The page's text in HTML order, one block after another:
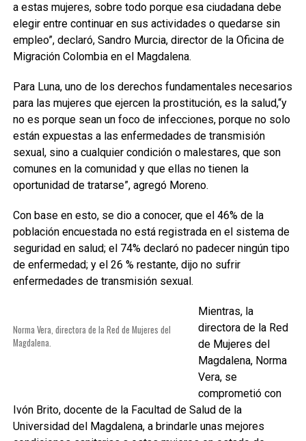
a estas mujeres, sobre todo porque esa ciudadana debe
elegir entre continuar en sus actividades o quedarse sin
empleo”, declaró, Sandro Murcia, director de la Oficina de
Migración Colombia en el Magdalena.
Para Luna, uno de los derechos fundamentales necesarios
para las mujeres que ejercen la prostitución, es la salud,“y
no es porque sean un foco de infecciones, porque no solo
están expuestas a las enfermedades de transmisión
sexual, sino a cualquier condición o malestares, que son
comunes en la comunidad y que ellas no tienen la
oportunidad de tratarse”, agregó Moreno.
Con base en esto, se dio a conocer, que el 46% de la
población encuestada no está registrada en el sistema de
seguridad en salud; el 74% declaró no padecer ningún tipo
de enfermedad; y el 26 % restante, dijo no sufrir
enfermedades de transmisión sexual.
Norma Vera, directora de la Red de Mujeres del
Magdalena.
Mientras, la
directora de la Red
de Mujeres del
Magdalena, Norma
Vera, se
comprometió con
Ivón Brito, docente de la Facultad de Salud de la
Universidad del Magdalena, a brindarle unas mejores